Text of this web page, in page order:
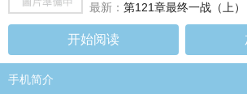
最新： 第121章最终一战（上）
开始阅读
手机简介